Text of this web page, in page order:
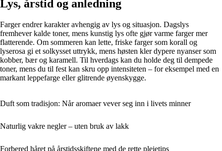
Lys, årstid og anledning
Farger endrer karakter avhengig av lys og situasjon. Dagslys
fremhever kalde toner, mens kunstig lys ofte gjør varme farger mer
flatterende. Om sommeren kan lette, friske farger som korall og
lyserosa gi et solkysset uttrykk, mens høsten kler dypere nyanser som
kobber, bær og karamell. Til hverdags kan du holde deg til dempede
toner, mens du til fest kan skru opp intensiteten – for eksempel med en
markant leppefarge eller glitrende øyenskygge.
Duft som tradisjon: Når aromaer vever seg inn i livets minner
Naturlig vakre negler – uten bruk av lakk
Forbered håret på årstidsskiftene med de rette pleietips